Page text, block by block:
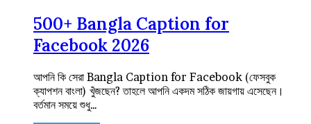
500+ Bangla Caption for
Facebook 2026
আপনি কি সেরা Bangla Caption for Facebook (ফেসবুক
ক্যাপশন বাংলা) খুঁজছেন? তাহলে আপনি একদম সঠিক জায়গায় এসেছেন।
বর্তমান সময়ে শুধু…